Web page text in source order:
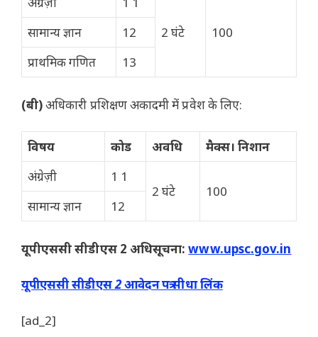
2 घंटे
100
सामान्य ज्ञान
12
प्राथमिक गणित
13
(बी)अधिकारी प्रशिक्षण अकादमी में प्रवेश के लिए:
विषय कोड अवधि
मैक्स। निशान
अंग्रेज़ी
1 1
2 घंटे
100
सामान्य ज्ञान
12
यूपीएससी सीडीएस 2 अधिसूचना:www.upsc.gov.in
यूपीएससी सीडीएस 2 आवेदन पत्र सीधा लिंक
[ad_2]